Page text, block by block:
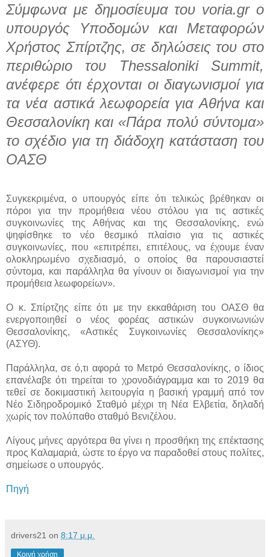
Σύμφωνα με δημοσίευμα του voria.gr ο
υπουργός Υποδομών και Μεταφορών
Χρήστος Σπίρτζης, σε δηλώσεις του στο
περιθώριο του Thessaloniki Summit,
ανέφερε ότι έρχονται οι διαγωνισμοί για
τα νέα αστικά λεωφορεία για Αθήνα και
Θεσσαλονίκη και «Πάρα πολύ σύντομα»
το σχέδιο για τη διάδοχη κατάσταση του
ΟΑΣΘ
Συγκεκριμένα, ο υπουργός είπε ότι τελικώς βρέθηκαν οι
πόροι για την προμήθεια νέου στόλου για τις αστικές
συγκοινωνίες της Αθήνας και της Θεσσαλονίκης, ενώ
ψηφίσθηκε το νέο θεσμικό πλαίσιο για τις αστικές
συγκοινωνίες, που «επιτρέπει, επιτέλους, να έχουμε έναν
ολοκληρωμένο σχεδιασμό, ο οποίος θα παρουσιαστεί
σύντομα, και παράλληλα θα γίνουν οι διαγωνισμοί για την
προμήθεια λεωφορείων».
Ο κ. Σπίρτζης είπε ότι με την εκκαθάριση του ΟΑΣΘ θα
ενεργοποιηθεί ο νέος φορέας αστικών συγκοινωνιών
Θεσσαλονίκης, «Αστικές Συγκοινωνίες Θεσσαλονίκης»
(ΑΣΥΘ).
Παράλληλα, σε ό,τι αφορά το Μετρό Θεσσαλονίκης, ο ίδιος
επανέλαβε ότι τηρείται το χρονοδιάγραμμα και το 2019 θα
τεθεί σε δοκιμαστική λειτουργία η βασική γραμμή από τον
Νέο Σιδηροδρομικό Σταθμό μέχρι τη Νέα Ελβετία, δηλαδή
χωρίς τον πολύπαθο σταθμό Βενιζέλου.
Λίγους μήνες αργότερα θα γίνει η προσθήκη της επέκτασης
προς Καλαμαριά, ώστε το έργο να παραδοθεί στους πολίτες,
σημείωσε ο υπουργός.
Πηγή
drivers21 on 8:17 μ.μ.
Κοινή χρήση